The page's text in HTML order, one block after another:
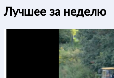
Лучшее за неделю